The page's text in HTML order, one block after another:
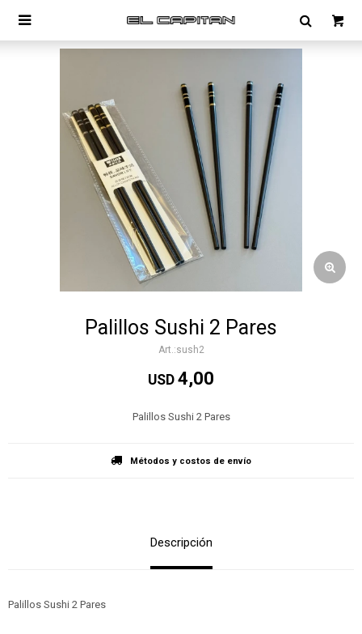

Palillos Sushi 2 Pares
sush2
USD 4,00
Palillos Sushi 2 Pares
Métodos y costos de envío
Descripción
Palillos Sushi 2 Pares